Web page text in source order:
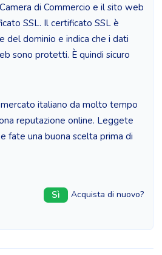
di Commercio e il sito web
SSL. Il certificato SSL è
del dominio e indica che i dati
sono protetti. È quindi sicuro
italiano da molto tempo
reputazione online. Leggete
fate una buona scelta prima di
Sì Acquista di nuovo?